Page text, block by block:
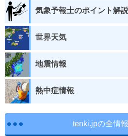
気象予報士のポイント解説
世界天気
地震情報
熱中症情報
tenki.jpの全情